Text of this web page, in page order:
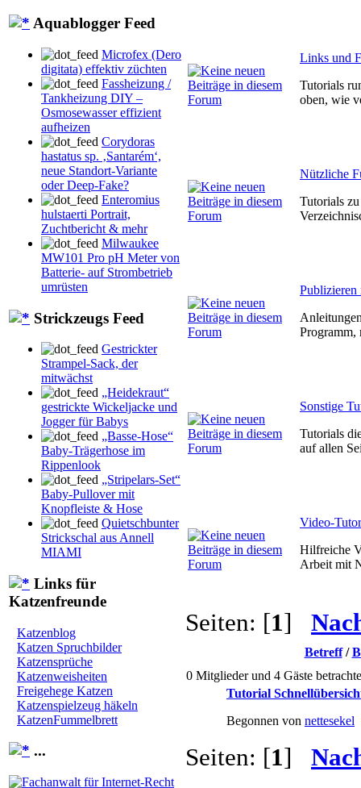
Aquablogger Feed
Microfex (Dero
digitata) effektiv züchten
Fassheizung /
Tankheizung DIY –
Osmosewasser effizient
aufheizen
Corydoras
hastatus sp. ‚Santarém‘,
neue Standort-Variante
oder Deep-Fake?
Enteromius
hulstaerti Portrait,
Zuchtbericht & mehr
Milwaukee
MW101 Pro pH Meter von
Batterie- auf Strombetrieb
umrüsten
Strickzeugs Feed
Gestrickter
Strampel-Sack, der
mitwächst
„Heidekraut“
gestrickte Wickeljacke und
Jogger für Babys
„Basse-Hose“
Baby-Trägerhose im
Rippenlook
„Stripelars-Set“
Baby-Pullover mit
Knopfleiste & Hose
Quietschbunter
Strickschal aus Annell
MIAMI
Links für
Katzenfreunde
Katzenblog
Katzen Spruchbilder
Katzensprüche
Katzenweisheiten
Freigehege Katzen
Katzenspielzeug häkeln
KatzenFummelbrett
...
Links und
Tutorials
oben, wie
Nützliche
Tutorials
Publizieren
Programm,
Sonstige
Tutorials
auf allen
Video-
Hilfreiche
Arbeit mit
Seiten: [1]
Betreff/
0 Mitglieder und 4 Gäste
Tutorial
Begonnen von nettesekel
Seiten: [1]